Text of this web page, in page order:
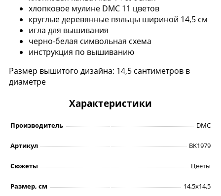
хлопковое мулине DMC 11 цветов
круглые деревянные пяльцы шириной 14,5 см
игла для вышивания
черно-белая символьная схема
инструкция по вышиванию
Размер вышитого дизайна: 14,5 сантиметров в
диаметре
Характеристики
Производитель DMC
Артикул BK1979
Сюжеты Цветы
Размер, см 14,5х14,5